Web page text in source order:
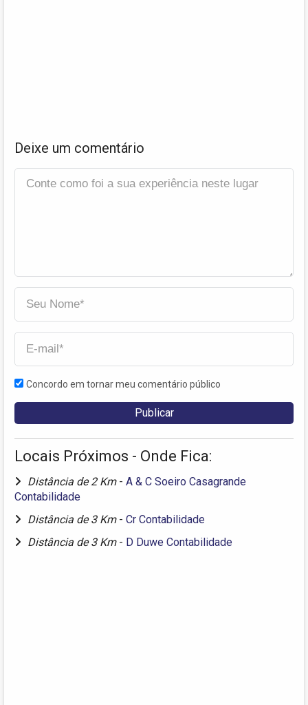
Deixe um comentário
Concordo em tornar meu comentário público
Locais Próximos - Onde Fica:
Distância de 2 Km - A & C Soeiro Casagrande
Contabilidade
Distância de 3 Km - Cr Contabilidade
Distância de 3 Km - D Duwe Contabilidade